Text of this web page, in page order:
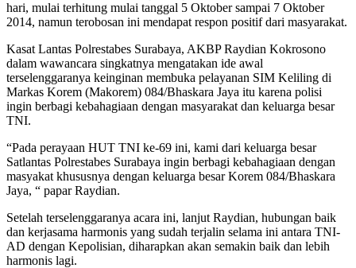
hari, mulai terhitung mulai tanggal 5 Oktober sampai 7 Oktober
2014, namun terobosan ini mendapat respon positif dari masyarakat.
Kasat Lantas Polrestabes Surabaya, AKBP Raydian Kokrosono
dalam wawancara singkatnya mengatakan ide awal
terselenggaranya keinginan membuka pelayanan SIM Keliling di
Markas Korem (Makorem) 084/Bhaskara Jaya itu karena polisi
ingin berbagi kebahagiaan dengan masyarakat dan keluarga besar
TNI.
“Pada perayaan HUT TNI ke-69 ini, kami dari keluarga besar
Satlantas Polrestabes Surabaya ingin berbagi kebahagiaan dengan
masyakat khususnya dengan keluarga besar Korem 084/Bhaskara
Jaya, “ papar Raydian.
Setelah terselenggaranya acara ini, lanjut Raydian, hubungan baik
dan kerjasama harmonis yang sudah terjalin selama ini antara TNI-
AD dengan Kepolisian, diharapkan akan semakin baik dan lebih
harmonis lagi.